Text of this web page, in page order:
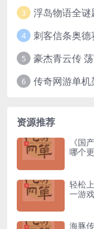
3 浮岛物语全
4
5 豪杰青云传
6 传奇网游单机
资源推荐
《国
哪个
轻松
一游
海豚